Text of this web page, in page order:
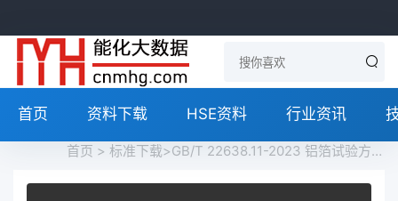
首页 资料下载 HSE资料 行业资讯
首页 > 标准下载>GB/T 22638.11-2023 铝箔试验方法 第11部分：力学性能的测试免费下载